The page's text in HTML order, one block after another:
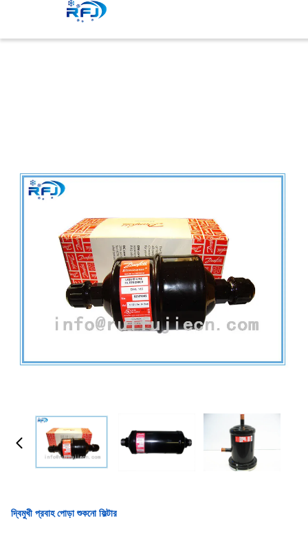
দ্বিমুখী প্রবাহ পোড়া শুকনো ফিল্টার